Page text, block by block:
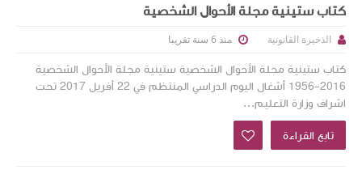
كتاب ستينية مجلة الأحوال الشخصية
الذخيرة القانونية منذ 6 سنة تقريبا
كتاب ستينية مجلة الأحوال الشخصية ستينية مجلة الأحوال الشخصية
2016-1956 أشغال اليوم الدراسي المنتظم في 22 أفريل 2017 تحت
اشراف وزارة التعليم...
تابع القراءة